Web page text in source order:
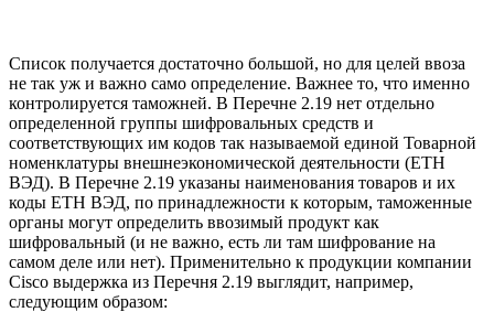
Список получается достаточно большой, но для целей ввоза
не так уж и важно само определение. Важнее то, что именно
контролируется таможней. В Перечне 2.19 нет отдельно
определенной группы шифровальных средств и
соответствующих им кодов так называемой единой Товарной
номенклатуры внешнеэкономической деятельности (ЕТН
ВЭД). В Перечне 2.19 указаны наименования товаров и их
коды ЕТН ВЭД, по принадлежности к которым, таможенные
органы могут определить ввозимый продукт как
шифровальный (и не важно, есть ли там шифрование на
самом деле или нет). Применительно к продукции компании
Cisco выдержка из Перечня 2.19 выглядит, например,
следующим образом: